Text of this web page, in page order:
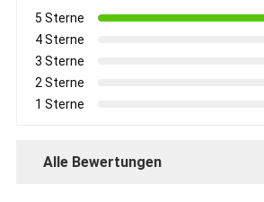
5 Sterne
4 Sterne
3 Sterne
2 Sterne
1 Sterne
Alle Bewertungen